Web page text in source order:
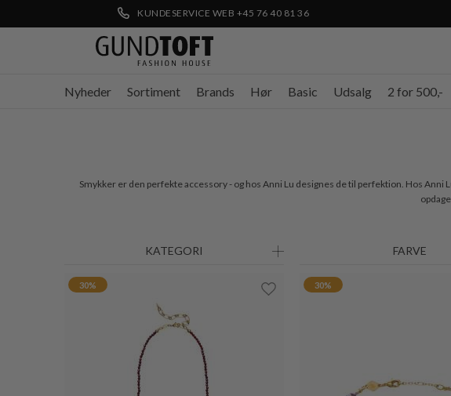
KUNDESERVICE WEB +45 76 40 81 36
Nyheder Sortiment Brands Hør Basic Udsalg 2 for 500,-
Smykker er den perfekte accessory - og hos Anni Lu designes de til perfektion. Hos
KATEGORI FARVE
30% 30%